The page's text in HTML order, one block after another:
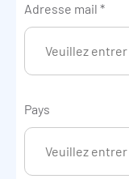
Adresse mail *
Pays